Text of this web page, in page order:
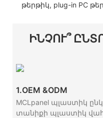
թերթիկ, plug-in PC
ԻՆՉՈՒ՞
1.OEM &ODM
MCLpanel պլաստիկ
տանիքի պլաստիկ